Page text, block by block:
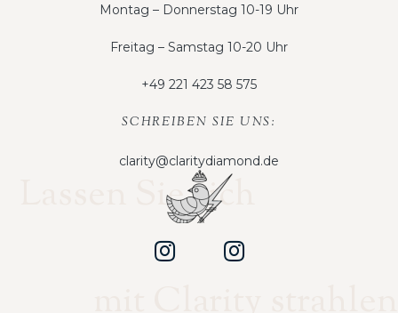
Montag – Donnerstag 10-19 Uhr
Freitag – Samstag 10-20 Uhr
+49 221 423 58 575
SCHREIBEN SIE UNS:
clarity@claritydiamond.de
Lassen Sie sich